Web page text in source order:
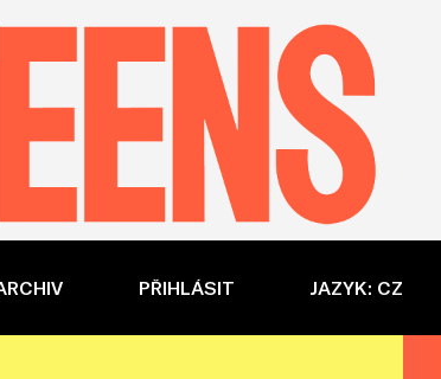
PŘIHLÁSIT JAZYK: CZ